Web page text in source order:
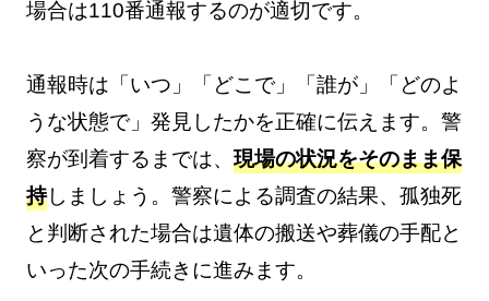
場合は110番通報するのが適切です。
通報時は「いつ」「どこで」「誰が」「どのよ
うな状態で」発見したかを正確に伝えます。警
察が到着するまでは、 現場の状況をそのまま保
持しましょう。警察による調査の結果、孤独死
と判断された場合は遺体の搬送や葬儀の手配と
いった次の手続きに進みます。